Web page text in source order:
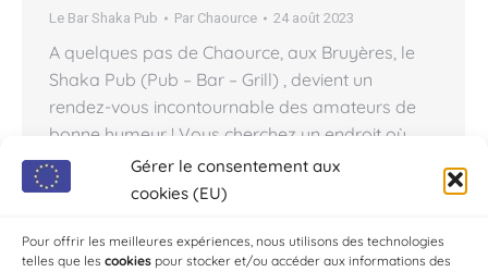
Gérer le consentement aux
cookies (EU)
Pour offrir les meilleures expériences, nous utilisons des technologies
telles que les cookies pour stocker et/ou accéder aux informations des
Le Bar Shaka Pub Par Chaource 24 août 2023
A quelques pas de Chaource, aux Bruyères, le
Shaka Pub (Pub – Bar – Grill) , devient un
rendez-vous incontournable des amateurs de
bonne humeur ! Vous cherchez un endroit où
passer une bonne soirée entre amis ou en
famille ? Le Shaka Pub est l’endroit qu’il vous
large choix de…